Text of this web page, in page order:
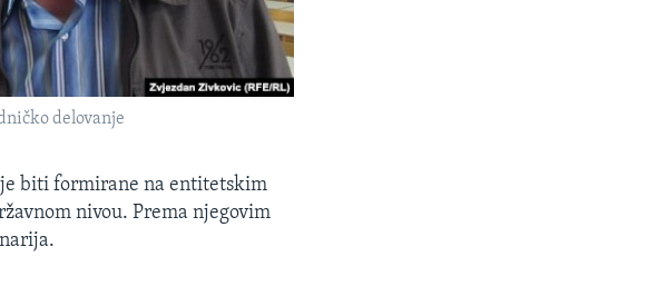
delovanje
biti formirane na entitetskim
nivou. Prema njegovim